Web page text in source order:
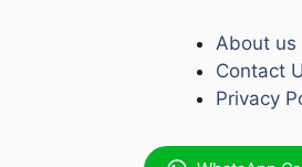
About us
Contact
Privacy